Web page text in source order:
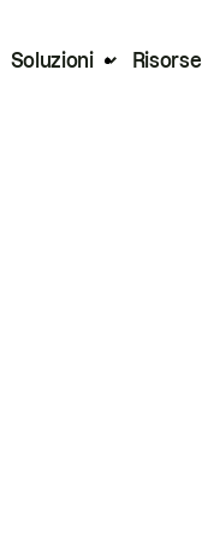
Soluzioni Risorse